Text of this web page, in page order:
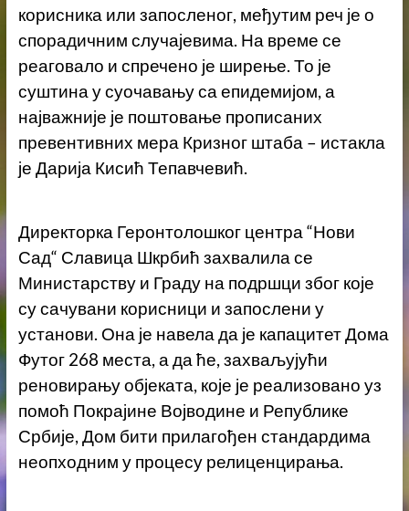
корисника или запосленог, међутим реч је о
спорадичним случајевима. На време се
реаговало и спречено је ширење. То је
суштина у суочавању са епидемијом, а
најважније је поштовање прописаних
превентивних мера Кризног штаба – истакла
је Дарија Кисић Тепавчевић.
Директорка Геронтолошког центра “Нови
Сад“ Славица Шкрбић захвалила се
Министарству и Граду на подршци због које
су сачувани корисници и запослени у
установи. Она је навела да је капацитет Дома
Футог 268 места, а да ће, захваљујући
реновирању објеката, које је реализовано уз
помоћ Покрајине Војводине и Републике
Србије, Дом бити прилагођен стандардима
неопходним у процесу релиценцирања.